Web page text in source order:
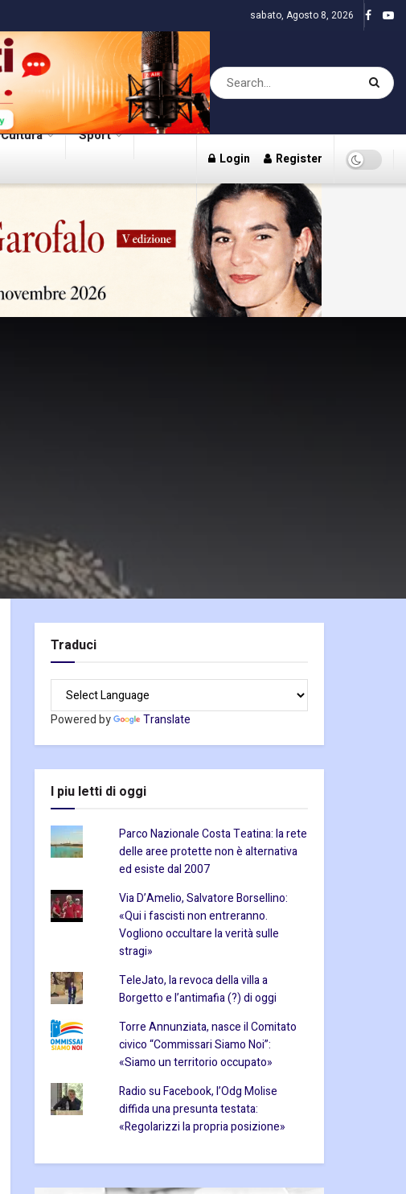
sabato, Agosto 8, 2026
Cultura Sport
Login Register
Traduci
Powered by Translate
I piu letti di oggi
Parco Nazionale Costa Teatina: la rete
delle aree protette non è alternativa
ed esiste dal 2007
Via D’Amelio, Salvatore Borsellino:
«Qui i fascisti non entreranno.
Vogliono occultare la verità sulle
stragi»
TeleJato, la revoca della villa a
Borgetto e l’antimafia (?) di oggi
Torre Annunziata, nasce il Comitato
civico “Commissari Siamo Noi”:
«Siamo un territorio occupato»
Radio su Facebook, l’Odg Molise
diffida una presunta testata:
«Regolarizzi la propria posizione»